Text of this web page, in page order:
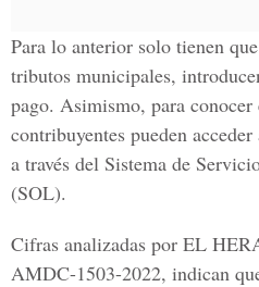
Para lo anterior solo tienen
tributos municipales,
pago. Asimismo, para conocer
contribuyentes pueden
a través del Sistema de
(SOL).
Cifras analizadas por EL
AMDC-1503-2022, indican